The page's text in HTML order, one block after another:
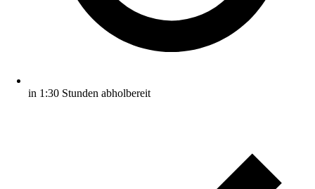
in 1:30 Stunden abholbereit